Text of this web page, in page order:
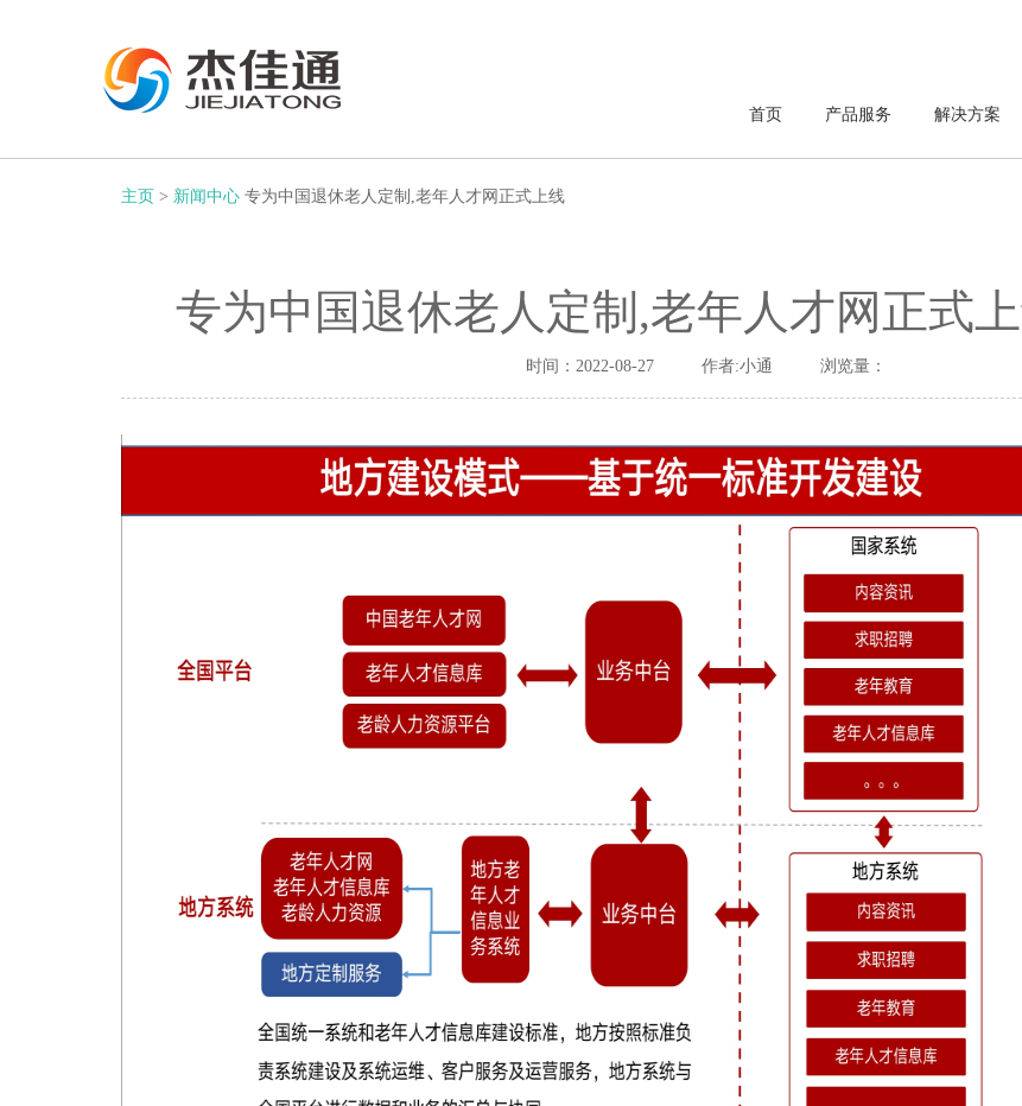
首页 产品服务 解决方案
主页 > 新闻中心 专为中国退休老人定制,老年人才网正式上线
专为中国退休老人定制,老年人才网正式
时间：2022-08-27 作者:小通 浏览量：